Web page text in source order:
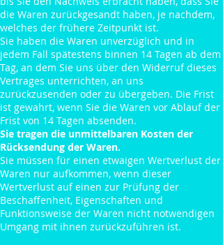
die Waren zurückgesandt haben, je nachdem,
welches der frühere Zeitpunkt ist.
Sie haben die Waren unverzüglich und in
jedem Fall spätestens binnen 14 Tagen ab dem
Tag, an dem Sie uns über den Widerruf dieses
Vertrages unterrichten, an uns
zurückzusenden oder zu übergeben. Die Frist
ist gewahrt, wenn Sie die Waren vor Ablauf der
Frist von 14 Tagen absenden.
Sie tragen die unmittelbaren Kosten der
Rücksendung der Waren.
Sie müssen für einen etwaigen Wertverlust der
Waren nur aufkommen, wenn dieser
Wertverlust auf einen zur Prüfung der
Beschaffenheit, Eigenschaften und
Funktionsweise der Waren nicht notwendigen
Umgang mit ihnen zurückzuführen ist.